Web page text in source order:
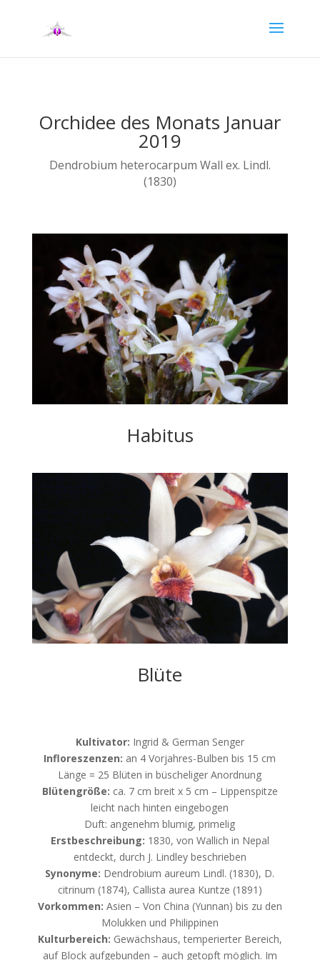
Orchidee des Monats Januar
2019
Dendrobium heterocarpum Wall ex. Lindl.
(1830)
Habitus
Blüte
Kultivator: Ingrid & German Senger
Infloreszenzen: an 4 Vorjahres-Bulben bis 15 cm
Länge = 25 Blüten in büscheliger Anordnung
Blütengröße: ca. 7 cm breit x 5 cm – Lippenspitze
leicht nach hinten eingebogen
Duft: angenehm blumig, primelig
Erstbeschreibung: 1830, von Wallich in Nepal
entdeckt, durch J. Lindley beschrieben
Synonyme: Dendrobium aureum Lindl. (1830), D.
citrinum (1874), Callista aurea Kuntze (1891)
Vorkommen: Asien – Von China (Yunnan) bis zu den
Molukken und Philippinen
Kulturbereich: Gewächshaus, temperierter Bereich,
auf Block aufgebunden – auch getopft möglich. Im